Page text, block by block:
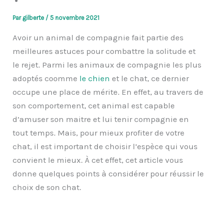
Par gilberte / 5 novembre 2021
Avoir un animal de compagnie fait partie des
meilleures astuces pour combattre la solitude et
le rejet. Parmi les animaux de compagnie les plus
adoptés coomme le chien et le chat, ce dernier
occupe une place de mérite. En effet, au travers de
son comportement, cet animal est capable
d’amuser son maitre et lui tenir compagnie en
tout temps. Mais, pour mieux profiter de votre
chat, il est important de choisir l’espèce qui vous
convient le mieux. À cet effet, cet article vous
donne quelques points à considérer pour réussir le
choix de son chat.